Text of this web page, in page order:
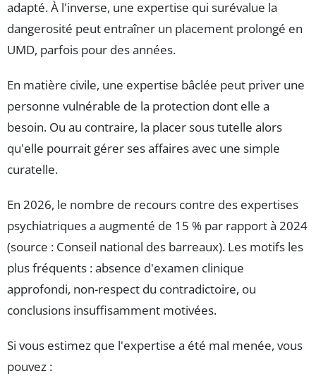
adapté. À l'inverse, une expertise qui surévalue la
dangerosité peut entraîner un placement prolongé en
UMD, parfois pour des années.
En matière civile, une expertise bâclée peut priver une
personne vulnérable de la protection dont elle a
besoin. Ou au contraire, la placer sous tutelle alors
qu'elle pourrait gérer ses affaires avec une simple
curatelle.
En 2026, le nombre de recours contre des expertises
psychiatriques a augmenté de 15 % par rapport à 2024
(source : Conseil national des barreaux). Les motifs les
plus fréquents : absence d'examen clinique
approfondi, non-respect du contradictoire, ou
conclusions insuffisamment motivées.
Si vous estimez que l'expertise a été mal menée, vous
pouvez :